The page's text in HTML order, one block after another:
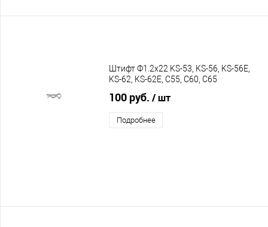
Штифт Ф1.2х22 KS-53, KS-56, KS-56E,
KS-62, KS-62E, C55, C60, C65
100 руб. / шт
Подробнее